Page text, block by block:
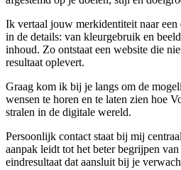
Ik vertaal jouw merkidentiteit naar
in de details: van kleurgebruik en
inhoud. Zo ontstaat een website die
resultaat oplevert.
Graag kom ik bij je langs om de
wensen te horen en te laten zien hoe
stralen in de digitale wereld.
Persoonlijk contact staat bij mij
aanpak leidt tot het beter begrijpen
eindresultaat dat aansluit bij je